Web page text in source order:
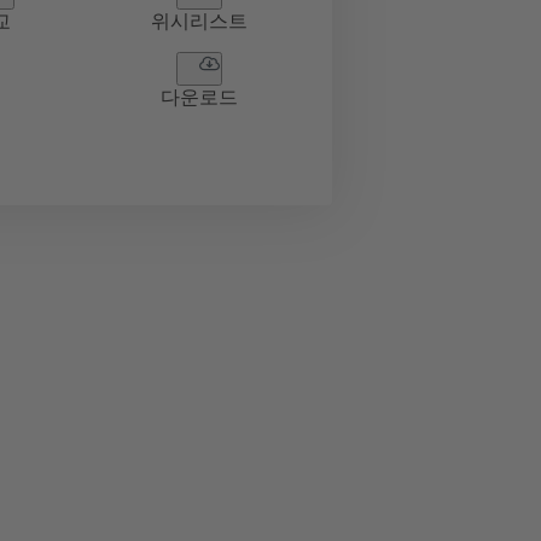
위시리스트
다운로드